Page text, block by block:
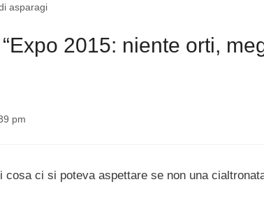
asparagi
2015: niente orti,
pm
cosa ci si poteva aspettare se non una